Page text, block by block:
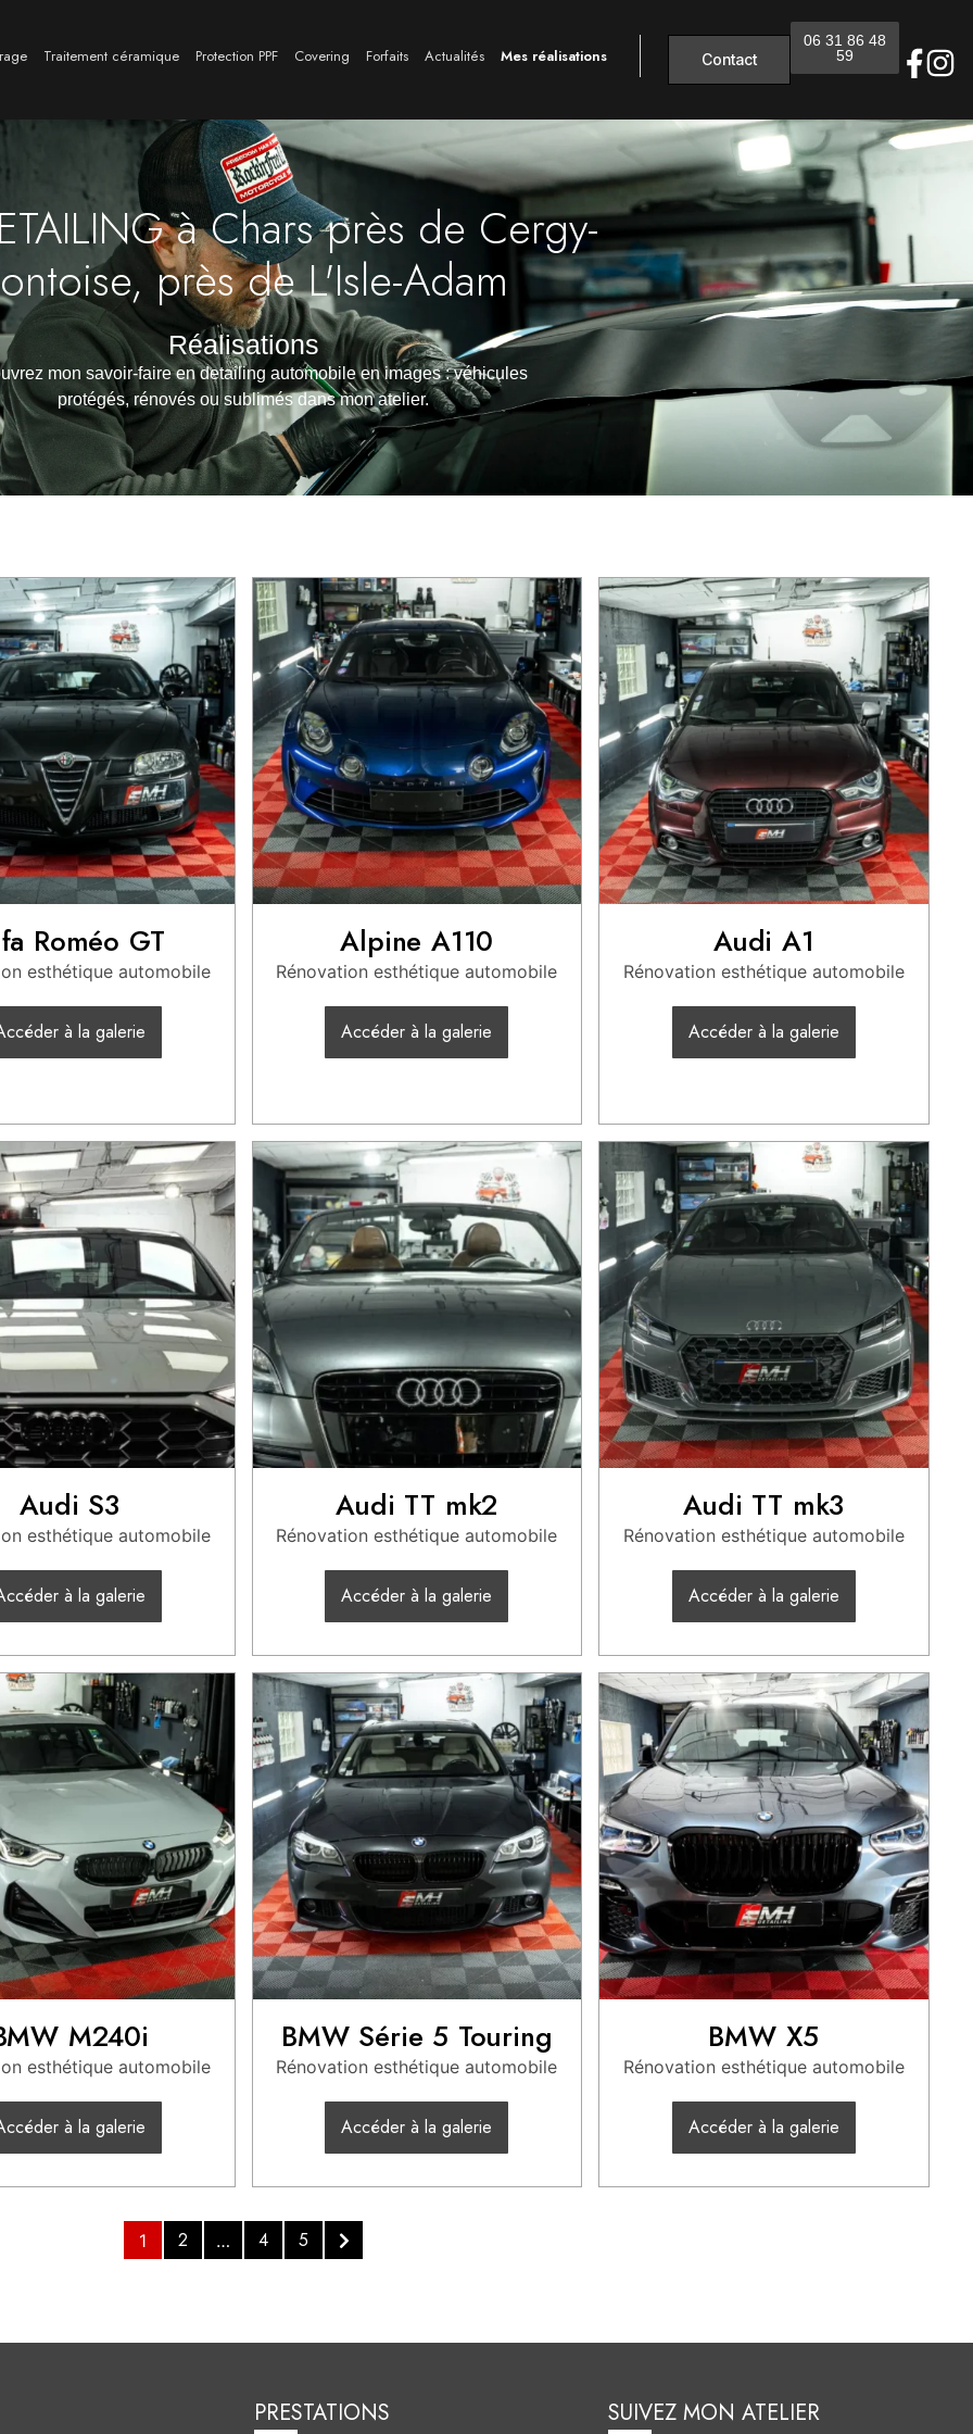
Traitement céramique Protection PPF Covering Forfaits Actualités Mes réalisations Contact
06 31 86 48
59
à Chars près de Cergy-
près de L'Isle-Adam
Réalisations
mon savoir-faire en detailing automobile en images : véhicules
protégés, rénovés ou sublimés dans mon atelier.
Roméo GT
esthétique automobile
à la galerie
Alpine A110
Rénovation esthétique automobile
Accéder à la galerie
Audi A1
Rénovation esthétique automobile
Accéder à la galerie
Audi S3
esthétique automobile
à la galerie
Audi TT mk2
Rénovation esthétique automobile
Accéder à la galerie
Audi TT mk3
Rénovation esthétique automobile
Accéder à la galerie
M240i
esthétique automobile
à la galerie
BMW Série 5 Touring
Rénovation esthétique automobile
Accéder à la galerie
BMW X5
Rénovation esthétique automobile
Accéder à la galerie
1 2 … 4 5
PRESTATIONS SUIVEZ MON ATELIER